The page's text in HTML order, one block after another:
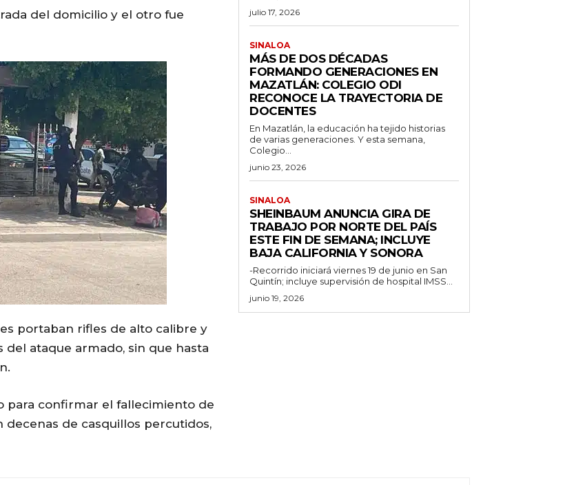
del domicilio y el otro fue
portaban rifles de alto calibre y
ataque armado, sin que hasta
para confirmar el fallecimiento de
decenas de casquillos percutidos,
julio 17, 2026
SINALOA
MÁS DE DOS DÉCADAS
FORMANDO GENERACIONES EN
MAZATLÁN: COLEGIO ODI
RECONOCE LA TRAYECTORIA DE
DOCENTES
En Mazatlán, la educación ha tejido historias
de varias generaciones. Y esta semana,
Colegio...
junio 23, 2026
SINALOA
SHEINBAUM ANUNCIA GIRA DE
TRABAJO POR NORTE DEL PAÍS
ESTE FIN DE SEMANA; INCLUYE
BAJA CALIFORNIA Y SONORA
-Recorrido iniciará viernes 19 de junio en San
Quintín; incluye supervisión de hospital IMSS...
junio 19, 2026